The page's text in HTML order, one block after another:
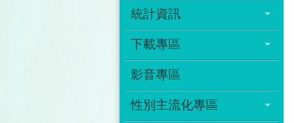
統計資訊
下載專區
影音專區
性別主流化專區